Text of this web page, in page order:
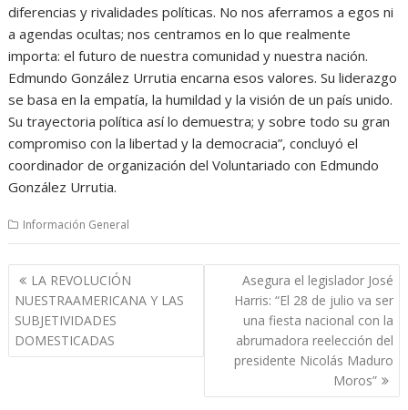
diferencias y rivalidades políticas. No nos aferramos a egos ni
a agendas ocultas; nos centramos en lo que realmente
importa: el futuro de nuestra comunidad y nuestra nación.
Edmundo González Urrutia encarna esos valores. Su liderazgo
se basa en la empatía, la humildad y la visión de un país unido.
Su trayectoria política así lo demuestra; y sobre todo su gran
compromiso con la libertad y la democracia”, concluyó el
coordinador de organización del Voluntariado con Edmundo
González Urrutia.
Información General
Navegación
de
entradas
LA REVOLUCIÓN
NUESTRAAMERICANA Y LAS
SUBJETIVIDADES
DOMESTICADAS
Asegura el legislador José
Harris: “El 28 de julio va ser
una fiesta nacional con la
abrumadora reelección del
presidente Nicolás Maduro
Moros”